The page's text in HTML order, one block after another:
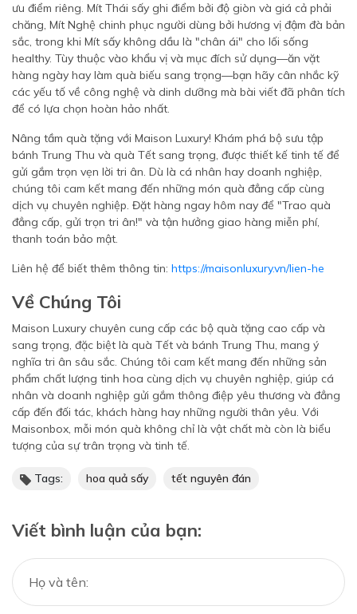
ưu điểm riêng. Mít Thái sấy ghi điểm bởi độ giòn và giá cả phải
chăng, Mít Nghệ chinh phục người dùng bởi hương vị đậm đà bản
sắc, trong khi Mít sấy không dầu là "chân ái" cho lối sống
healthy. Tùy thuộc vào khẩu vị và mục đích sử dụng—ăn vặt
hàng ngày hay làm quà biếu sang trọng—bạn hãy cân nhắc kỹ
các yếu tố về công nghệ và dinh dưỡng mà bài viết đã phân tích
để có lựa chọn hoàn hảo nhất.
Nâng tầm quà tặng với Maison Luxury! Khám phá bộ sưu tập
bánh Trung Thu và quà Tết sang trọng, được thiết kế tinh tế để
gửi gắm trọn vẹn lời tri ân. Dù là cá nhân hay doanh nghiệp,
chúng tôi cam kết mang đến những món quà đẳng cấp cùng
dịch vụ chuyên nghiệp. Đặt hàng ngay hôm nay để "Trao quà
đẳng cấp, gửi trọn tri ân!" và tận hưởng giao hàng miễn phí,
thanh toán bảo mật.
Liên hệ để biết thêm thông tin: https://maisonluxury.vn/lien-he
Về Chúng Tôi
Maison Luxury chuyên cung cấp các bộ quà tặng cao cấp và
sang trọng, đặc biệt là quà Tết và bánh Trung Thu, mang ý
nghĩa tri ân sâu sắc. Chúng tôi cam kết mang đến những sản
phẩm chất lượng tinh hoa cùng dịch vụ chuyên nghiệp, giúp cá
nhân và doanh nghiệp gửi gắm thông điệp yêu thương và đẳng
cấp đến đối tác, khách hàng hay những người thân yêu. Với
Maisonbox, mỗi món quà không chỉ là vật chất mà còn là biểu
tượng của sự trân trọng và tinh tế.
Tags: hoa quả sấy tết nguyên đán
Viết bình luận của bạn: